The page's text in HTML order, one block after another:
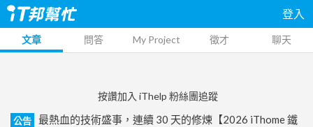
登入
文章 問答 My Project 徵才 聊天
按讚加入 iThelp 粉絲團追蹤
公告
最熱血的技術盛事，連續 30 天的修煉【2026 iThome 鐵